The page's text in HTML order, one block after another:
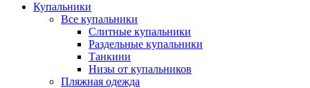
Купальники
Все купальники
Слитные купальники
Раздельные купальники
Танкини
Низы от купальников
Пляжная одежда